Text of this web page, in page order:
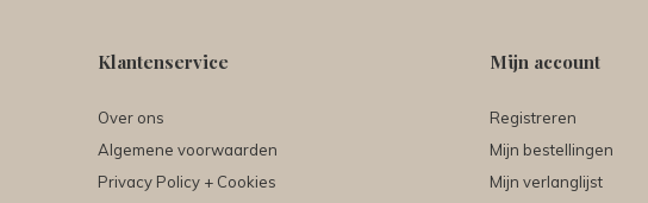
Klantenservice
Over ons
Algemene voorwaarden
Privacy Policy + Cookies
Mijn account
Registreren
Mijn bestellingen
Mijn verlanglijst